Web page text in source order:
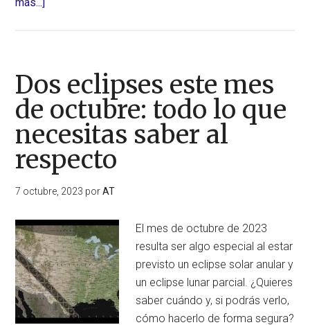
parcial
el
próximo
28
de
de
2023
Dos eclipses este mes
de octubre: todo lo que
necesitas saber al
respecto
7 octubre, 2023 porAT
El mes de octubre de 2023
resulta ser algo especial al estar
previsto un eclipse solar anular y
un eclipse lunar parcial. ¿Quieres
saber cuándo y, si podrás verlo,
cómo hacerlo de forma segura?